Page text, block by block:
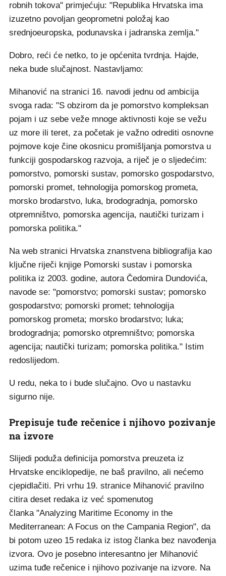
robnih tokova" primjećuju: "Republika Hrvatska ima
izuzetno povoljan geoprometni položaj kao
srednjoeuropska, podunavska i jadranska zemlja."
Dobro, reći će netko, to je općenita tvrdnja. Hajde,
neka bude slučajnost. Nastavljamo:
Mihanović na stranici 16. navodi jednu od ambicija
svoga rada: "S obzirom da je pomorstvo kompleksan
pojam i uz sebe veže mnoge aktivnosti koje se vežu
uz more ili teret, za početak je važno odrediti osnovne
pojmove koje čine okosnicu promišljanja pomorstva u
funkciji gospodarskog razvoja, a riječ je o sljedećim:
pomorstvo, pomorski sustav, pomorsko gospodarstvo,
pomorski promet, tehnologija pomorskog prometa,
morsko brodarstvo, luka, brodogradnja, pomorsko
otpremništvo, pomorska agencija, nautički turizam i
pomorska politika."
Na web stranici Hrvatska znanstvena bibliografija kao
ključne riječi knjige Pomorski sustav i pomorska
politika iz 2003. godine, autora Čedomira Dundovića,
navode se: "pomorstvo; pomorski sustav; pomorsko
gospodarstvo; pomorski promet; tehnologija
pomorskog prometa; morsko brodarstvo; luka;
brodogradnja; pomorsko otpremništvo; pomorska
agencija; nautički turizam; pomorska politika." Istim
redoslijedom.
U redu, neka to i bude slučajno. Ovo u nastavku
sigurno nije.
Prepisuje tuđe rečenice i njihovo pozivanje
na izvore
Slijedi poduža definicija pomorstva preuzeta iz
Hrvatske enciklopedije, ne baš pravilno, ali nećemo
cjepidlačiti. Pri vrhu 19. stranice Mihanović pravilno
citira deset redaka iz već spomenutog
članka "Analyzing Maritime Economy in the
Mediterranean: A Focus on the Campania Region", da
bi potom uzeo 15 redaka iz istog članka bez navođenja
izvora. Ovo je posebno interesantno jer Mihanović
uzima tuđe rečenice i njihovo pozivanje na izvore. Na